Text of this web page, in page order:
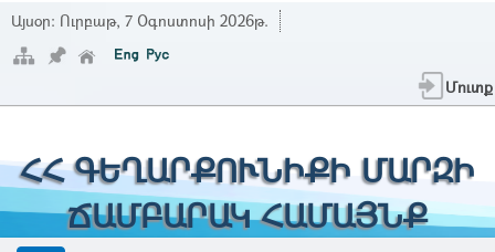
Այսօր: Ուրբաթ, 7 Օգոստոսի 2026թ.
Մուտք
ՀՀ ԳԵՂԱՐՔՈՒՆԻՔԻ ՄԱՐԶԻ
ՃԱՄԲԱՐԱԿ ՀԱՄԱՅՆՔ